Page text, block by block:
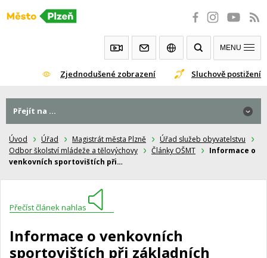
Přeskočit
Zjednodušené zobrazení Sluchově postižení
MENU
Úvod Úřad Magistrát města Plzně
Úřad služeb obyvatelstvu
Odbor školství mládeže a tělovýchovy
Články OŠMT
Informace o
venkovních sportovištích při…
Přečíst článek nahlas
Informace o venkovních
sportovištích při základních
Přejít na ...